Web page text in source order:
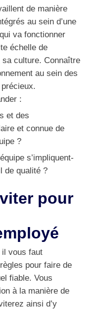
de manière
au sein d’une
va fonctionner
échelle de
sa culture. Connaître
au sein des
:
et des
et connue de
?
s’impliquent-
de qualité ?
pour
il vous faut
pour faire de
fiable. Vous
à la manière de
ainsi d’y